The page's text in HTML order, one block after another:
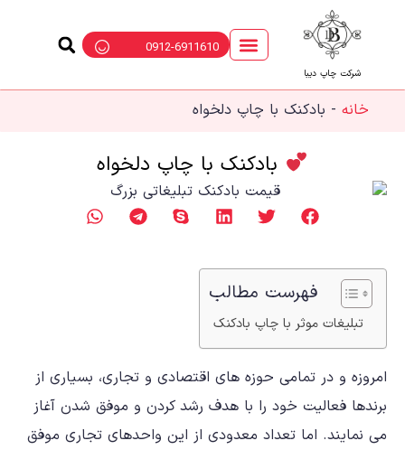
شرکت چاپ دیبا
0912-6911610
خانه - بادکنک با چاپ دلخواه
بادکنک با چاپ دلخواه
فهرست مطالب
تبلیغات موثر با چاپ بادکنک
امروزه و در تمامی حوزه های اقتصادی و تجاری، بسیاری از
برندها فعالیت خود را با هدف رشد کردن و موفق شدن آغاز
می نمایند. اما تعداد معدودی از این واحدهای تجاری موفق